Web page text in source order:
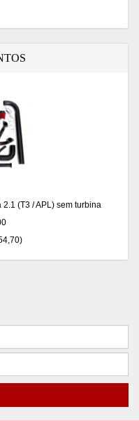
(T3 / APL) sem turbina
)